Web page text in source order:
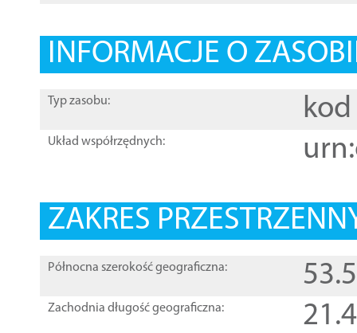
INFORMACJE O
Typ zasobu: kod
Układ współrzędnych:
ZAKRES
Północna szerokość geograficzna:
Zachodnia długość geograficzna: